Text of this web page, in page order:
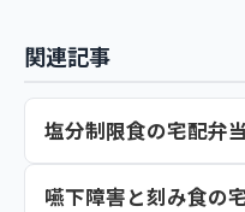
関連記事
塩分制限食の宅配弁当
嚥下障害と刻み食の